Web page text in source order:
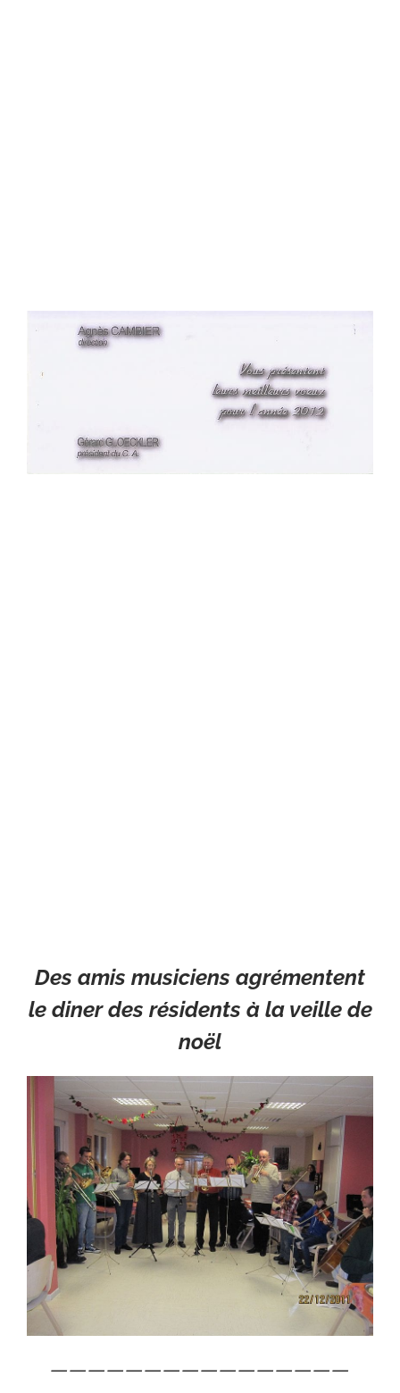
Des amis musiciens agrémentent
le diner des résidents à la veille de
noël
————————————————